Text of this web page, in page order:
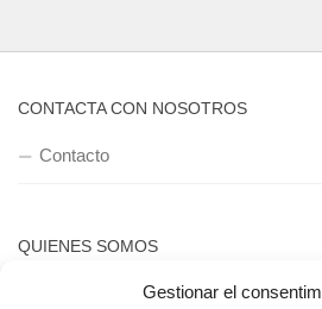
Gestionar el
CONTACTA CON NOSOTROS
Contacto
QUIENES SOMOS
Quienes somos